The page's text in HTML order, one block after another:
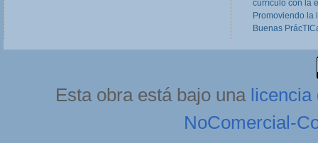
currículo con la
Promoviendo la
Buenas
Esta obra está bajo una licencia
NoComercial-